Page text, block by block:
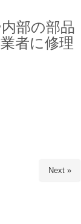
部の部品
者に修理
Next »